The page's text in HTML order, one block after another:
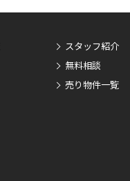
スタッフ紹介
無料相談
売り物件一覧